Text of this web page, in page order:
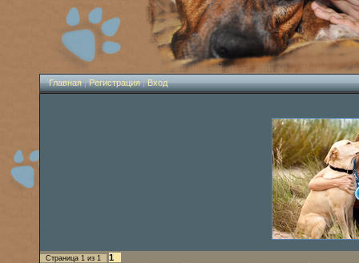
Главная|Регистрация|Вход
Страница 1 из 1 1